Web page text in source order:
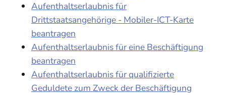
Aufenthaltserlaubnis für
Drittstaatsangehörige - Mobiler-ICT-Karte
beantragen
Aufenthaltserlaubnis für eine Beschäftigung
beantragen
Aufenthaltserlaubnis für qualifizierte
Geduldete zum Zweck der Beschäftigung